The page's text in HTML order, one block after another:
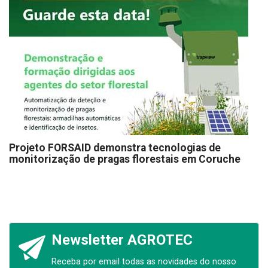
Projeto FORSAID demonstra tecnologias de
monitorização de pragas florestais em Coruche
Newsletter AGROTEC
Receba por email todas as novidades do nosso